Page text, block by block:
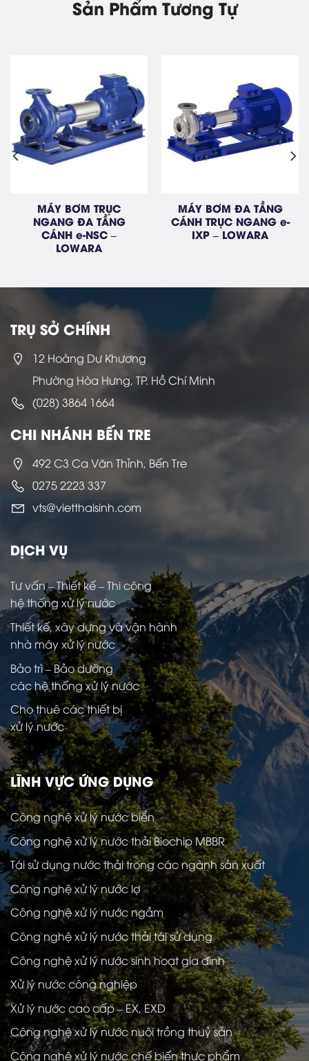
Sản Phẩm Tương Tự
MÁY BƠM TĂNG ÁP
WEBTROL NV SERIES
MÁY BƠM ĐẦU
CHO TOÀ NHÀ e-
LOWARA
TRỤ SỞ CHÍNH
12 Hoàng Dư Khương
Phường Hòa Hưng, TP. Hồ Chí Minh
(028) 3864 1664
CHI NHÁNH BẾN TRE
492 C3 Ca Văn Thỉnh, Bến Tre
0275 2223 337
vts@vietthaisinh.com
DỊCH VỤ
Tư vấn – Thiết kế – Thi công
hệ thống xử lý nước
Thiết kế, xây dựng và vận hành
nhà máy xử lý nước
Bảo trì – Bảo dưỡng
các hệ thống xử lý nước
Cho thuê các thiết bị
xử lý nước
LĨNH VỰC ỨNG DỤNG
Công nghệ xử lý nước biển
Công nghệ xử lý nước thải Biochip MBBR
Tái sử dụng nước thải trong các ngành sản xuất
Công nghệ xử lý nước lợ
Công nghệ xử lý nước ngầm
Công nghệ xử lý nước thải tái sử dụng
Công nghệ xử lý nước sinh hoạt gia đình
Xử lý nước công nghiệp
Xử lý nước cao cấp – EX, EXD
Công nghệ xử lý nước nuôi trồng thuỷ sản
Công nghệ xử lý nước chế biến thực phẩm